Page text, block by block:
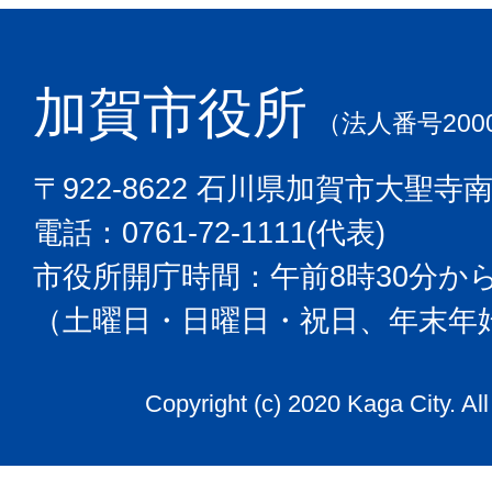
加賀市役所 （法人番号
〒922-8622 石川県加賀市大聖寺
電話：0761-72-1111(代表)
市役所開庁時間：午前8時30分か
（土曜日・日曜日・祝日、年末
Copyright (c) 2020 Kaga City.